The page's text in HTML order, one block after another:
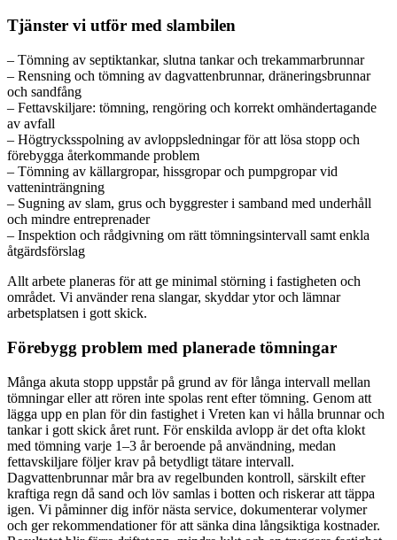
Tjänster vi utför med slambilen
– Tömning av septiktankar, slutna tankar och trekammarbrunnar
– Rensning och tömning av dagvattenbrunnar, dräneringsbrunnar
och sandfång
– Fettavskiljare: tömning, rengöring och korrekt omhändertagande
av avfall
– Högtrycksspolning av avloppsledningar för att lösa stopp och
förebygga återkommande problem
– Tömning av källargropar, hissgropar och pumpgropar vid
vatteninträngning
– Sugning av slam, grus och byggrester i samband med underhåll
och mindre entreprenader
– Inspektion och rådgivning om rätt tömningsintervall samt enkla
åtgärdsförslag
Allt arbete planeras för att ge minimal störning i fastigheten och
området. Vi använder rena slangar, skyddar ytor och lämnar
arbetsplatsen i gott skick.
Förebygg problem med planerade tömningar
Många akuta stopp uppstår på grund av för långa intervall mellan
tömningar eller att rören inte spolas rent efter tömning. Genom att
lägga upp en plan för din fastighet i Vreten kan vi hålla brunnar och
tankar i gott skick året runt. För enskilda avlopp är det ofta klokt
med tömning varje 1–3 år beroende på användning, medan
fettavskiljare följer krav på betydligt tätare intervall.
Dagvattenbrunnar mår bra av regelbunden kontroll, särskilt efter
kraftiga regn då sand och löv samlas i botten och riskerar att täppa
igen. Vi påminner dig inför nästa service, dokumenterar volymer
och ger rekommendationer för att sänka dina långsiktiga kostnader.